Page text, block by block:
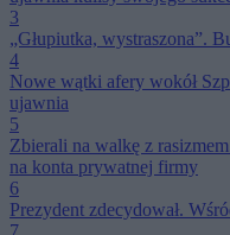
3
„Głupiutka, wystraszona”.
4
Nowe wątki afery wokół
ujawnia
5
Zbierali na walkę z
na konta prywatnej firmy
6
Prezydent zdecydował.
7